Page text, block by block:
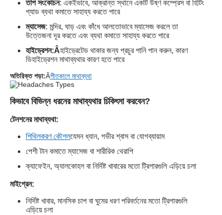
তাপ সংকোচন: একইভাবে, আক্রান্ত স্থানে একটি উষ্ণ কম্প্রেস বা হিটিং
প্যাড ব্যথা কমাতে সাহায্য করতে পারে
ম্যাসেজ: মন্দির, ঘাড় এবং কাঁধে আলতোভাবে ম্যাসেজ করলে তা
উত্তেজনা দূর করতে এবং ব্যথা কমাতে সাহায্য করতে পারে
হাইড্রেশন:Âহাইড্রেটেড থাকার জন্য প্রচুর পানি পান করুন, কারণ
ডিহাইড্রেশন মাথাব্যথার কারণ হতে পারে
অতিরিক্ত পড়া:Âশীতকালে মাথাব্যথা
কিভাবে বিভিন্ন ধরনের মাথাব্যথার চিকিৎসা করবেন?
টেনশনের মাথাব্যথা:
শিথিলকরণ কৌশলযেমন ধ্যান, গভীর শ্বাস বা যোগব্যায়াম
পেশী টান কমাতে ম্যাসেজ বা শারীরিক থেরাপি
ক্যাফেইন, অ্যালকোহল বা নির্দিষ্ট খাবারের মতো ট্রিগারগুলি এড়িয়ে চলা
মাইগ্রেন:
নির্দিষ্ট খাবার, মানসিক চাপ বা ঘুমের ধরণ পরিবর্তনের মতো ট্রিগারগুলি
এড়িয়ে চলা